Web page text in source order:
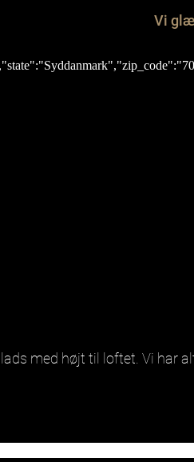
Vi
med højt til loftet. Vi